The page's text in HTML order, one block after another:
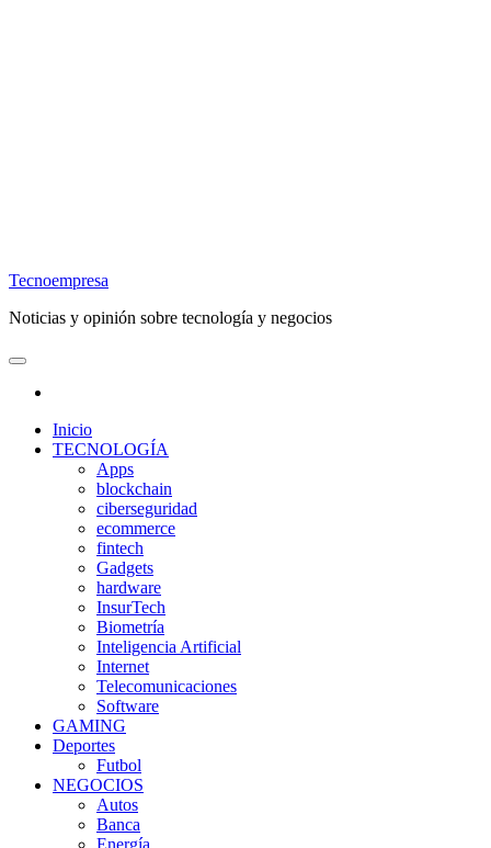
Tecnoempresa
Noticias y opinión sobre tecnología y negocios
Inicio
TECNOLOGÍA
Apps
blockchain
ciberseguridad
ecommerce
fintech
Gadgets
hardware
InsurTech
Biometría
Inteligencia Artificial
Internet
Telecomunicaciones
Software
GAMING
Deportes
Futbol
NEGOCIOS
Autos
Banca
Energía